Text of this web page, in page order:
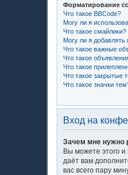
Форматирование
Что такое BBCode?
Могу ли я
Что такое смайлики?
Могу ли я
Что такое важные
Что такое
Что такое
Что такое закрытые
Что такое значки
Вход на
Зачем мне нужно
Вы можете этого и
даёт вам
вас всего пару